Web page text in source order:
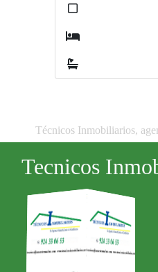
Técnicos Inmobiliarios,
Tecnicos